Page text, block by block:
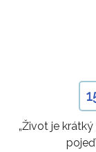
„Život je